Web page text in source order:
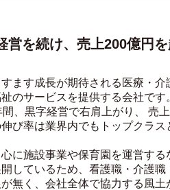
営を続け、売上200億円
ます成長が期待される医療・介
のサービスを提供する会社です
、黒字経営で右肩上がり、 売
び率は業界内でもトップクラス
に施設事業や保育園を運営する
しているため、看護職・介護職
無く、会社全体で協力する風土